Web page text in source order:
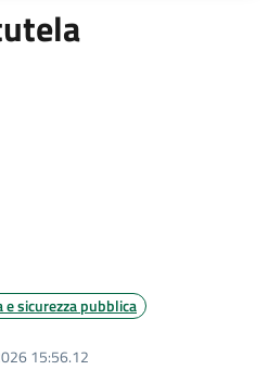
e sicurezza pubblica
15:56.12